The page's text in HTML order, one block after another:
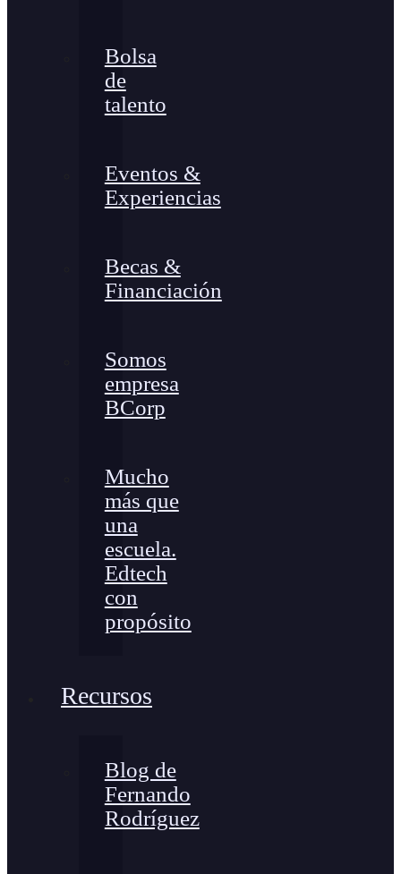
Bolsa
de
talento
Eventos &
Experiencias
Becas &
Financiación
Somos
empresa
BCorp
Mucho
más que
una
escuela.
Edtech
con
propósito
Recursos
Blog de
Fernando
Rodríguez